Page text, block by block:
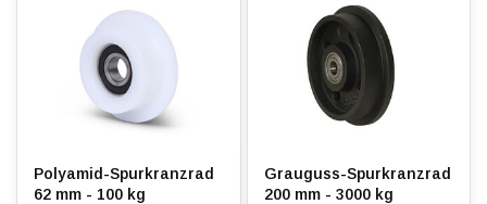
Polyamid-Spurkranzrad
62 mm - 100 kg
Grauguss-Spurkranzrad
200 mm - 3000 kg